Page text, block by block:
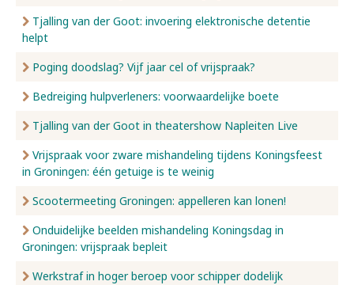
Tjalling van der Goot: invoering elektronische detentie
helpt
Poging doodslag? Vijf jaar cel of vrijspraak?
Bedreiging hulpverleners: voorwaardelijke boete
Tjalling van der Goot in theatershow Napleiten Live
Vrijspraak voor zware mishandeling tijdens Koningsfeest
in Groningen: één getuige is te weinig
Scootermeeting Groningen: appelleren kan lonen!
Onduidelijke beelden mishandeling Koningsdag in
Groningen: vrijspraak bepleit
Werkstraf in hoger beroep voor schipper dodelijk